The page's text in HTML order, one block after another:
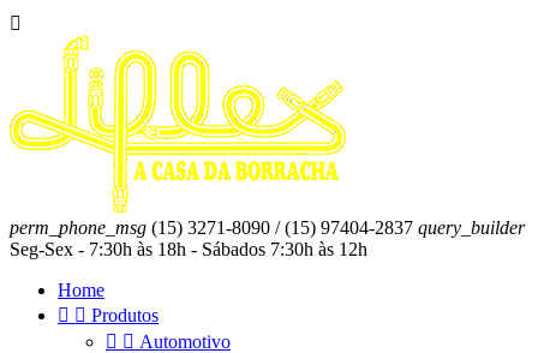

perm_phone_msg (15) 3271-8090 / (15) 97404-2837 query_builder
Seg-Sex - 7:30h às 18h - Sábados 7:30h às 12h
Home
  Produtos
  Automotivo